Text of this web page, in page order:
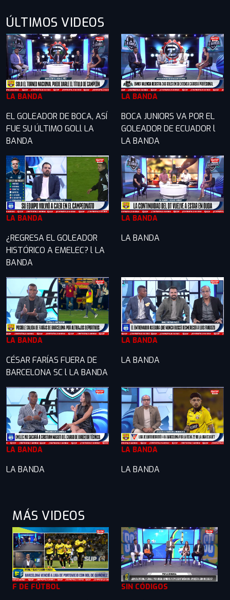
ÚLTIMOS VIDEOS
LA BANDA
EL GOLEADOR DE BOCA, ASÍ
FUE SU ÚLTIMO GOLl LA
BANDA
LA BANDA
BOCA JUNIORS VA POR EL
GOLEADOR DE ECUADOR l
LA BANDA
LA BANDA
¿REGRESA EL GOLEADOR
HISTÓRICO A EMELEC? l LA
BANDA
LA BANDA
LA BANDA
LA BANDA
CÉSAR FARÍAS FUERA DE
BARCELONA SC l LA BANDA
LA BANDA
LA BANDA
LA BANDA
LA BANDA
LA BANDA
LA BANDA
MÁS VIDEOS
F DE FÚTBOL SIN CÓDIGOS